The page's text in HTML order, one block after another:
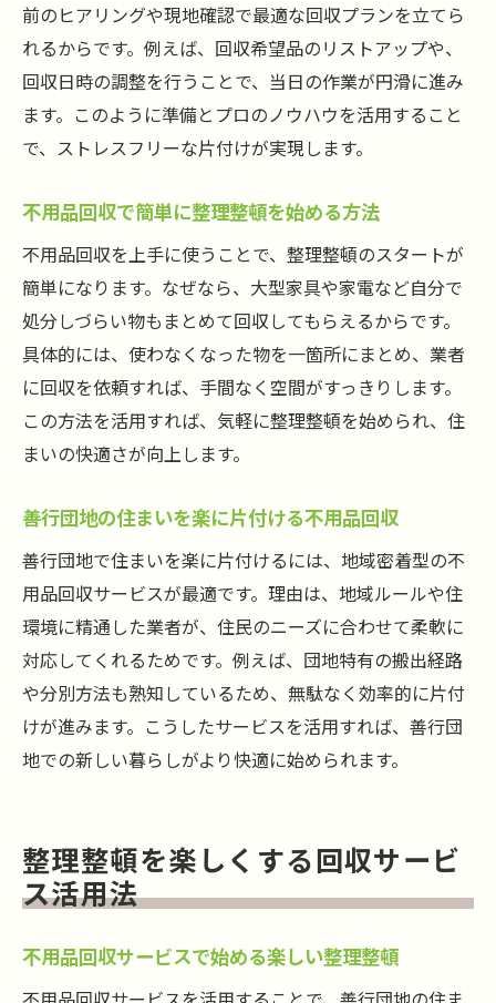
前のヒアリングや現地確認で最適な回収プランを立てら
れるからです。例えば、回収希望品のリストアップや、
回収日時の調整を行うことで、当日の作業が円滑に進み
ます。このように準備とプロのノウハウを活用すること
で、ストレスフリーな片付けが実現します。
不用品回収で簡単に整理整頓を始める方法
不用品回収を上手に使うことで、整理整頓のスタートが
簡単になります。なぜなら、大型家具や家電など自分で
処分しづらい物もまとめて回収してもらえるからです。
具体的には、使わなくなった物を一箇所にまとめ、業者
に回収を依頼すれば、手間なく空間がすっきりします。
この方法を活用すれば、気軽に整理整頓を始められ、住
まいの快適さが向上します。
善行団地の住まいを楽に片付ける不用品回収
善行団地で住まいを楽に片付けるには、地域密着型の不
用品回収サービスが最適です。理由は、地域ルールや住
環境に精通した業者が、住民のニーズに合わせて柔軟に
対応してくれるためです。例えば、団地特有の搬出経路
や分別方法も熟知しているため、無駄なく効率的に片付
けが進みます。こうしたサービスを活用すれば、善行団
地での新しい暮らしがより快適に始められます。
整理整頓を楽しくする回収サービ
ス活用法
不用品回収サービスで始める楽しい整理整頓